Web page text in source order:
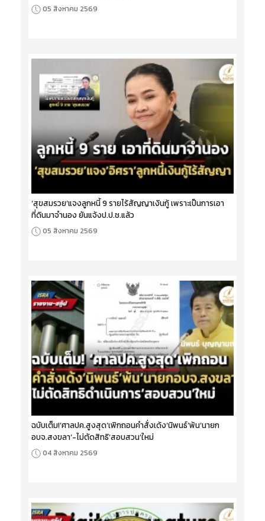
05 สิงหาคม 2569
‘สุขสมรวย’แจงลูกหนี้ 9 รายไร้สัญญาเงินกู้ เพราะเป็นการเอา
ที่ดินมาจำนอง ยันแจ้งป.ป.ช.แล้ว
05 สิงหาคม 2569
ฉบับเต็ม!‘ศาลปค.สูงสุด’เพิกถอนคำสั่งเด้ง‘นิพนธ์’พ้น‘นายก
อบจ.สงขลา’-ไม่ตัดสิทธิ‘สอบสวน’ใหม่
04 สิงหาคม 2569